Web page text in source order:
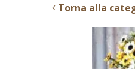
Torna alla